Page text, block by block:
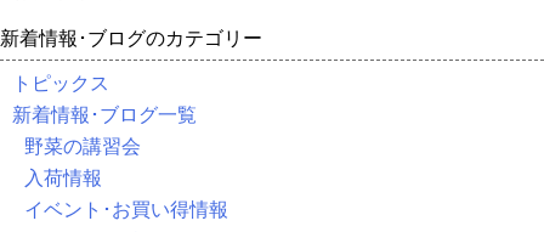
新着情報･ブログのカテゴリー
トピックス
新着情報･ブログ一覧
野菜の講習会
入荷情報
イベント･お買い得情報